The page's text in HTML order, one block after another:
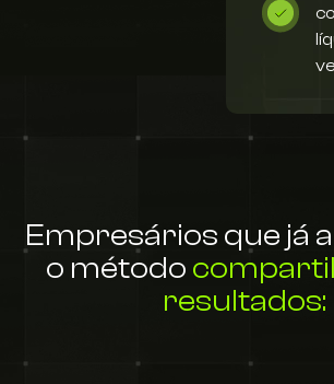
Empresários que já
o método
resultados: